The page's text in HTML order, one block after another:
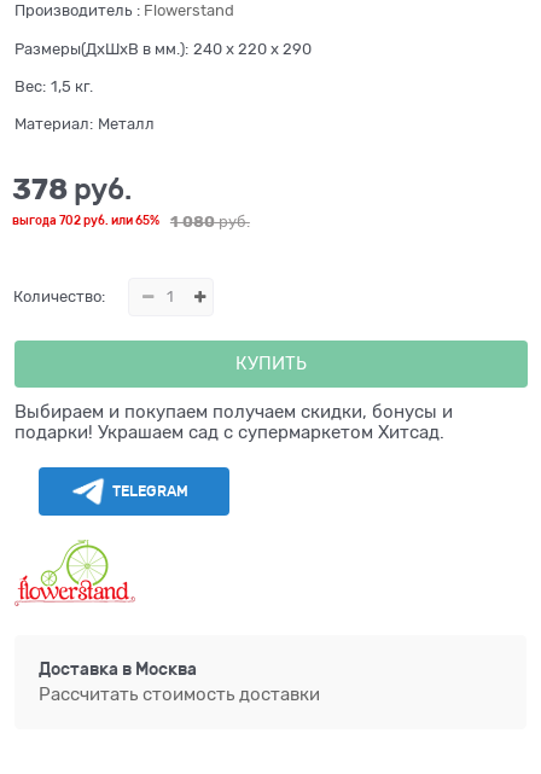
Производитель : Flowerstand
Размеры(ДхШхВ в мм.): 240 x 220 x 290
Вес: 1,5 кг.
Материал: Металл
1 080 руб.
378 руб.
выгода 702 руб. или65%
Количество:
КУПИТЬ
Выбираем и покупаем получаем скидки, бонусы и
подарки! Украшаем сад с супермаркетом Хитсад.
TELEGRAM
Доставка в Москва
Рассчитать стоимость доставки